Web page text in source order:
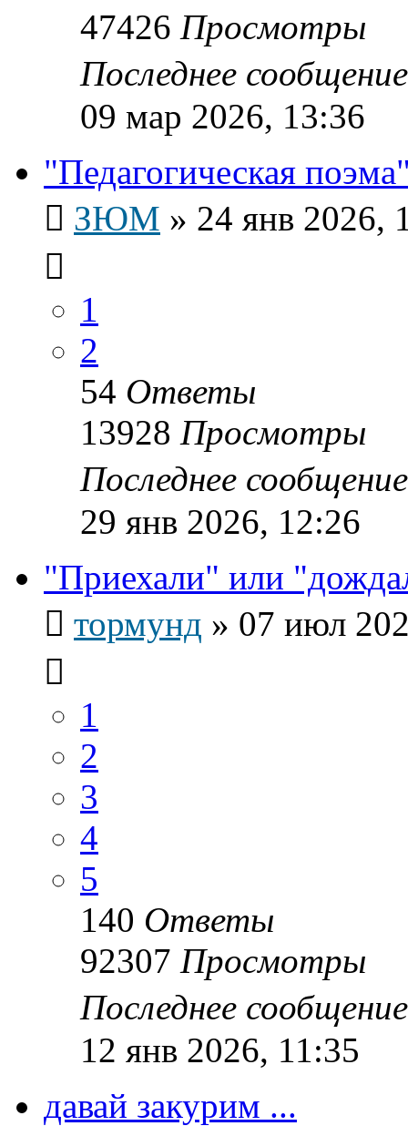
47426 Просмотры
Последнее
09 мар 2026, 13:36
"Педагогическая
ЗЮМ » 24 янв 2026,
1
2
54 Ответы
13928 Просмотры
Последнее
29 янв 2026, 12:26
"Приехали" или
тормунд » 07 июл
1
2
3
4
5
140 Ответы
92307 Просмотры
Последнее
12 янв 2026, 11:35
давай закурим ...